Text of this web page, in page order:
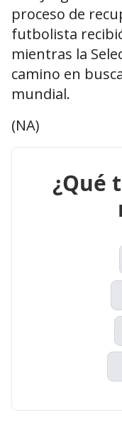
proceso de
futbolista
mientras la
camino en
mundial.
(NA)
¿Qué